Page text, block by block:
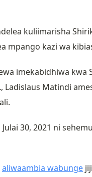
kuliimarisha
mpango kazi wa
imekabidhiwa kwa
Ladislaus Matindi
30, 2021 ni
aliwaambia wabunge